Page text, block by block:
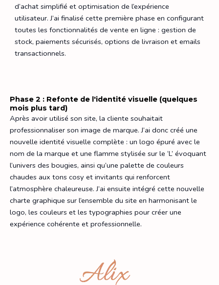
d’achat simplifié et optimisation de l’expérience
utilisateur. J’ai finalisé cette première phase en configurant
toutes les fonctionnalités de vente en ligne : gestion de
stock, paiements sécurisés, options de livraison et emails
transactionnels.
Phase 2 : Refonte de l'identité visuelle (quelques
mois plus tard)
Après avoir utilisé son site, la cliente souhaitait
professionnaliser son image de marque. J’ai donc créé une
nouvelle identité visuelle complète : un logo épuré avec le
nom de la marque et une flamme stylisée sur le ‘L’ évoquant
l’univers des bougies, ainsi qu’une palette de couleurs
chaudes aux tons cosy et invitants qui renforcent
l’atmosphère chaleureuse. J’ai ensuite intégré cette nouvelle
charte graphique sur l’ensemble du site en harmonisant le
logo, les couleurs et les typographies pour créer une
expérience cohérente et professionnelle.